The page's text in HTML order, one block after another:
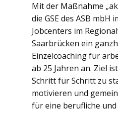
Mit der Maßnahme
die GSE des ASB mbH
Jobcenters im
Saarbrücken ein
Einzelcoaching für
ab 25 Jahren an. Ziel
Schritt für Schritt zu
motivieren und
für eine berufliche